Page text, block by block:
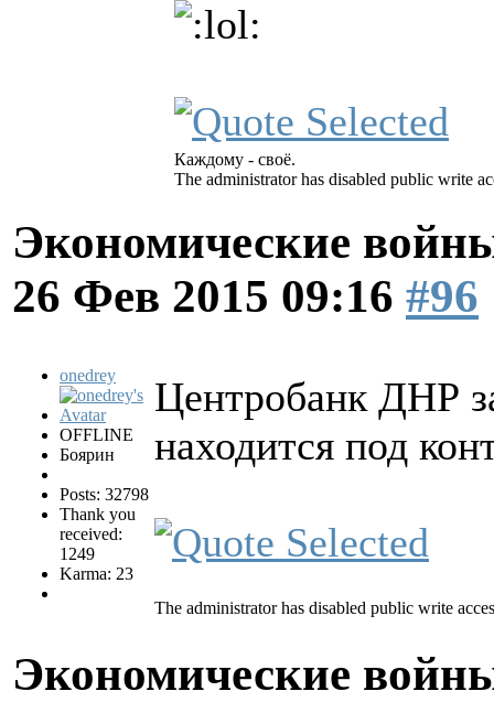
Каждому - своё.
The administrator has disabled public write
Экономические
26 Фев 2015 09:16 #96
onedrey
OFFLINE
Боярин
Posts: 32798
Thank you
received:
1249
Karma: 23
Центробанк ДНР
находится под
The administrator has disabled public write
Экономические